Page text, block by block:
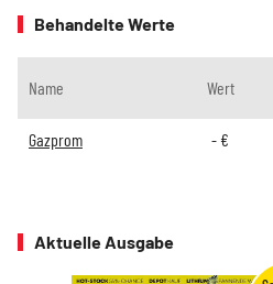
Behandelte Werte
Name Wert
Gazprom - €
Aktuelle Ausgabe